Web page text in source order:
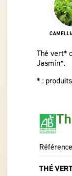
Thé vert*
Jasmin*.
* :
THÉ